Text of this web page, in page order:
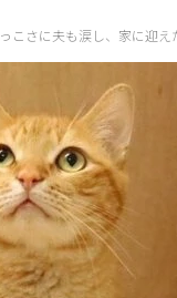
こさに夫も涙し、家に迎え